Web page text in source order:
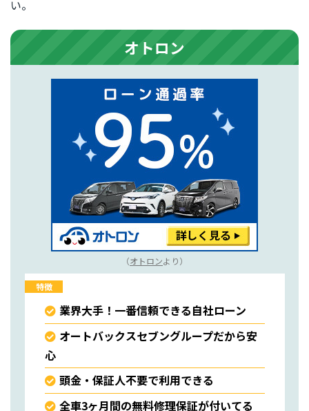
い。
オトロン
（オトロンより）
特徴
業界大手！一番信頼できる自社ローン
オートバックスセブングループだから安
心
頭金・保証人不要で利用できる
全車3ヶ月間の無料修理保証が付いてる